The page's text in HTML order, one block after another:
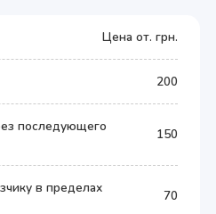
Цена от. грн.
200
последующего
150
в пределах
70